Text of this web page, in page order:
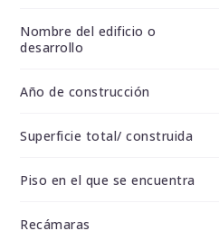
Nombre del edificio o
desarrollo
Año de construcción
Superficie total/ construida
Piso en el que se encuentra
Recámaras